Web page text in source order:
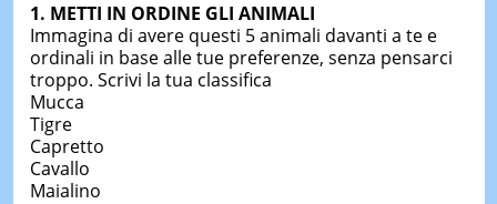
1. METTI IN ORDINE GLI ANIMALI
Immagina di avere questi 5 animali davanti a te e
ordinali in base alle tue preferenze, senza pensarci
troppo. Scrivi la tua classifica
Mucca
Tigre
Capretto
Cavallo
Maialino